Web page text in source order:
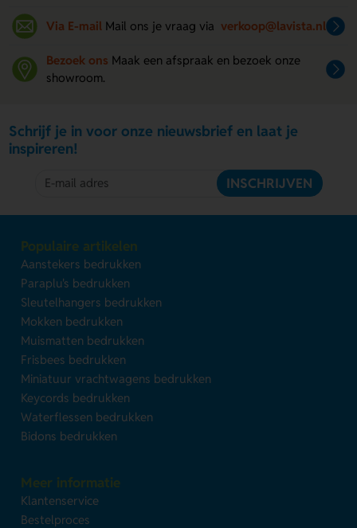
Via E-mail Mail ons je vraag via verkoop@lavista.nl
Bezoek ons Maak een afspraak en bezoek onze
showroom.
Schrijf je in voor onze nieuwsbrief en laat je
inspireren!
INSCHRIJVEN
Populaire artikelen
Aanstekers bedrukken
Paraplu's bedrukken
Sleutelhangers bedrukken
Mokken bedrukken
Muismatten bedrukken
Frisbees bedrukken
Miniatuur vrachtwagens bedrukken
Keycords bedrukken
Waterflessen bedrukken
Bidons bedrukken
Meer informatie
Klantenservice
Bestelproces